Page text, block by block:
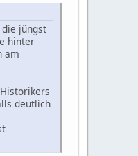
jüngst
hinter
am
deutlich